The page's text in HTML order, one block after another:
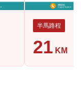
半馬路程
21 KM